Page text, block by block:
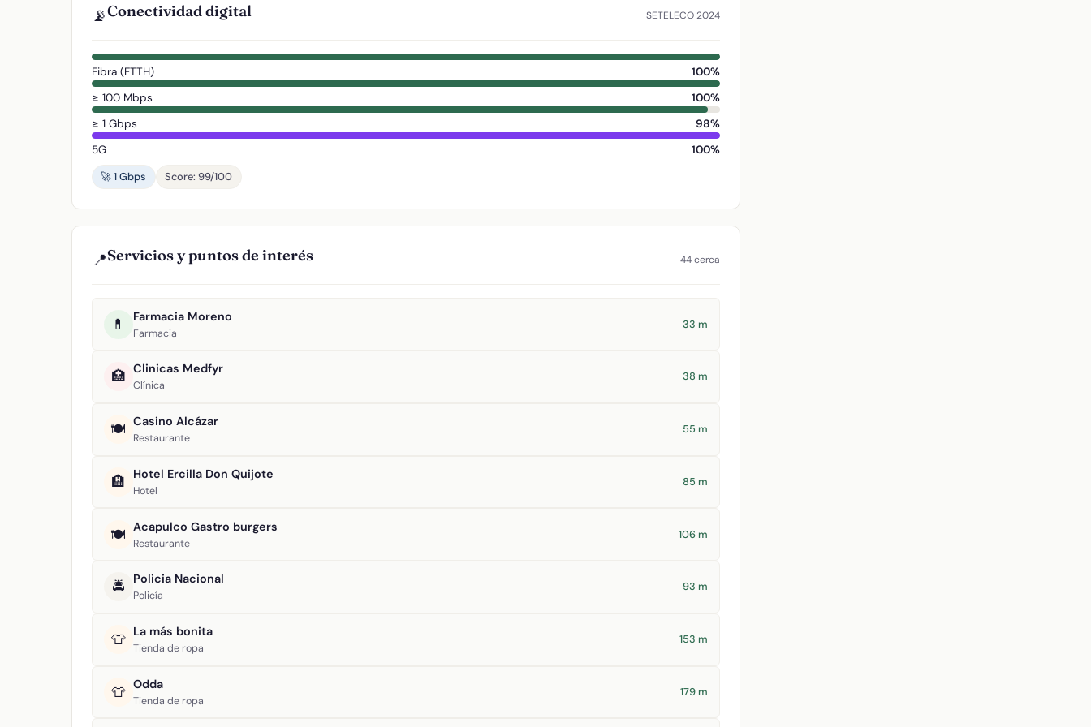
📡Conectividad digital SETELECO 2024
Fibra (FTTH)
100%
≥ 100 Mbps
100%
≥ 1 Gbps
98%
5G
100%
🚀 1 Gbps
Score: 99/100
📍Servicios y puntos de interés 44 cerca
💊 Farmacia Moreno
Farmacia
33 m
🏥 Clinicas Medfyr
Clínica
38 m
🍽️ Casino Alcázar
Restaurante
55 m
🏨 Hotel Ercilla Don Quijote
Hotel
85 m
🍽️ Acapulco Gastro burgers
Restaurante
106 m
🚔 Policia Nacional
Policía
93 m
👕 La más bonita
Tienda de ropa
153 m
👕 Odda
Tienda de ropa
179 m